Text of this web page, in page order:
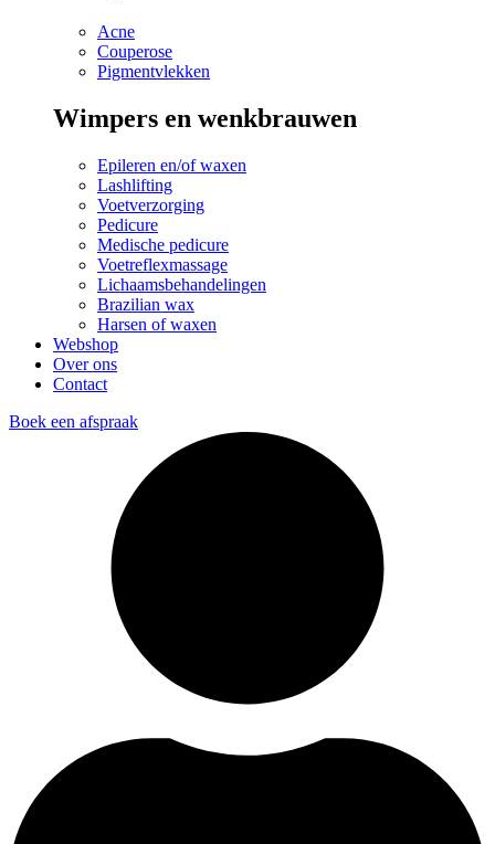
Acne
Couperose
Pigmentvlekken
Wimpers en wenkbrauwen
Epileren en/of waxen
Lashlifting
Voetverzorging
Pedicure
Medische pedicure
Voetreflexmassage
Lichaamsbehandelingen
Brazilian wax
Harsen of waxen
Webshop
Over ons
Contact
Boek een afspraak